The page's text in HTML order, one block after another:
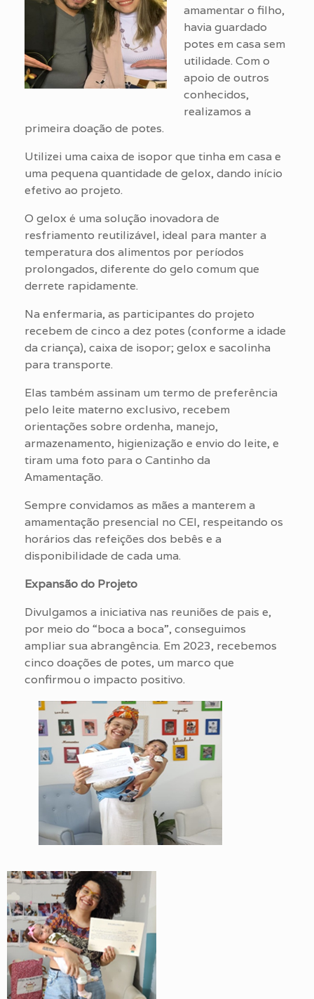
amamentar o filho,
havia guardado
potes em casa sem
utilidade. Com o
apoio de outros
conhecidos,
realizamos a
primeira doação de potes.
Utilizei uma caixa de isopor que tinha em casa e
uma pequena quantidade de gelox, dando início
efetivo ao projeto.
O gelox é uma solução inovadora de
resfriamento reutilizável, ideal para manter a
temperatura dos alimentos por períodos
prolongados, diferente do gelo comum que
derrete rapidamente.
Na enfermaria, as participantes do projeto
recebem de cinco a dez potes (conforme a idade
da criança), caixa de isopor; gelox e sacolinha
para transporte.
Elas também assinam um termo de preferência
pelo leite materno exclusivo, recebem
orientações sobre ordenha, manejo,
armazenamento, higienização e envio do leite, e
tiram uma foto para o Cantinho da
Amamentação.
Sempre convidamos as mães a manterem a
amamentação presencial no CEI, respeitando os
horários das refeições dos bebês e a
disponibilidade de cada uma.
Expansão do Projeto
Divulgamos a iniciativa nas reuniões de pais e,
por meio do “boca a boca”, conseguimos
ampliar sua abrangência. Em 2023, recebemos
cinco doações de potes, um marco que
confirmou o impacto positivo.